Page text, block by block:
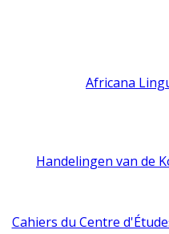
Africana
Handelingen van de
Cahiers du Centre